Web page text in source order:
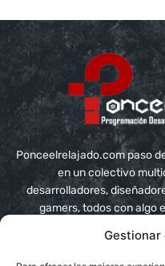
Ponceelrelajado.com paso
en un colectivo
desarrolladores,
gamers, todos con algo